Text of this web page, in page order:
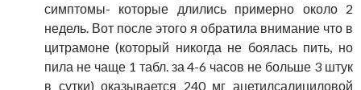
симптомы- которые длились примерно около 2
недель. Вот после этого я обратила внимание что в
цитрамоне (который никогда не боялась пить, но
пила не чаще 1 табл. за 4-6 часов не больше 3 штук
в сутки) оказывается 240 мг ацетилсалициловой